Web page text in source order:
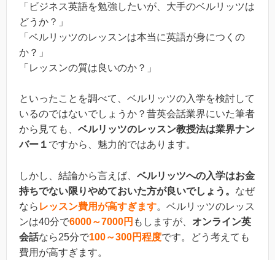
「ビジネス英語を勉強したいが、大手のベルリッツは
どうか？」
「ベルリッツのレッスンは本当に英語が身につくの
か？」
「レッスンの質は良いのか？」
といったことを調べて、ベルリッツの入学を検討して
いるのではないでしょうか？昔英会話業界にいた筆者
から見ても、 ベルリッツのレッスン教授法は業界ナン
バー１ ですから、魅力的ではあります。
しかし、結論から言えば、 ベルリッツへの入学はお金
持ちでない限りやめておいた方が良いでしょう。 なぜ
なら レッスン費用が高すぎます。ベルリッツのレッス
ンは40分で6000～7000円 もしますが、 オンライン英
会話なら25分で100～300円程度です。どう考えても
費用が高すぎます。